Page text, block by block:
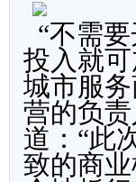
“不需
投入就
城市服务
营的负
道： “此
致的商